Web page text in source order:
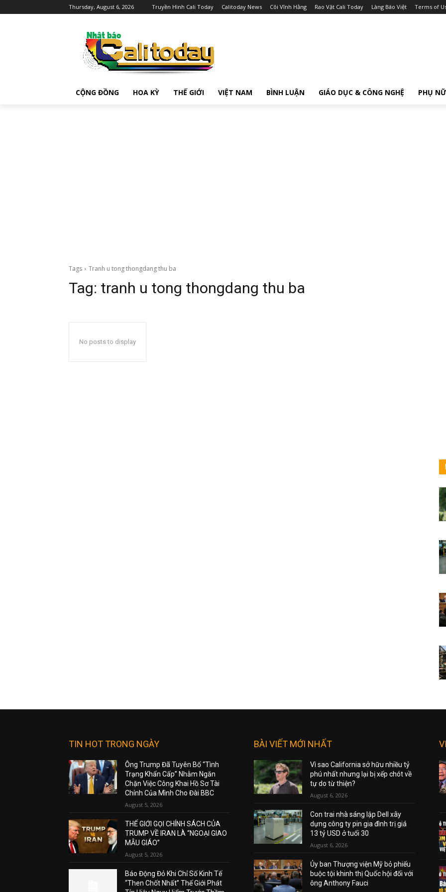
Thursday, August 6, 2026 Truyền Hình Cali Today Calitoday News Cõi Vĩnh Hằng Rao Vặt Cali Today Làng Báo Việt Terms of
CỘNG ĐỒNG HOA KỲ THẾ GIỚI VIỆT NAM BÌNH LUẬN GIÁO DỤC & CÔNG NGHỆ PHỤ NỮ
Tags Tranh u tong thongdang thu ba
Tag: tranh u tong thongdang thu ba
No posts to display
TIN HOT TRONG NGÀY
Ông Trump Đã Tuyên Bố “Tình
Trạng Khẩn Cấp” Nhằm Ngăn
Chặn Việc Công Khai Hồ Sơ Tài
Chính Của Mình Cho Đài BBC
August 5, 2026
THẾ GIỚI GỌI CHÍNH SÁCH CỦA
TRUMP VỀ IRAN LÀ “NGOẠI GIAO
MẪU GIÁO”
August 5, 2026
Báo Động Đỏ Khi Chỉ Số Kinh Tế
“Then Chốt Nhất” Thế Giới Phát
BÀI VIẾT MỚI NHẤT
Vì sao California sở hữu nhiều tỷ
phú nhất nhưng lại bị xếp chót về
tự do từ thiện?
August 6, 2026
Con trai nhà sáng lập Dell xây
dựng công ty pin gia đình trị giá
13 tỷ USD ở tuổi 30
August 6, 2026
Ủy ban Thượng viện Mỹ bỏ phiếu
buộc tội khinh thị Quốc hội đối với
ông Anthony Fauci